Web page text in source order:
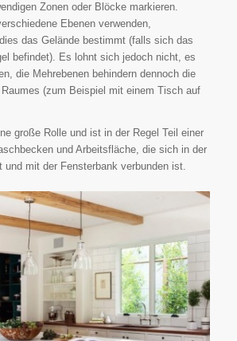
Zonen oder Blöcke markieren.
Ebenen verwenden,
das Gelände bestimmt (falls sich das
befindet). Es lohnt sich jedoch nicht, es
die Mehrebenen behindern dennoch die
(zum Beispiel mit einem Tisch auf
große Rolle und ist in der Regel Teil einer
und Arbeitsfläche, die sich in der
und mit der Fensterbank verbunden ist.